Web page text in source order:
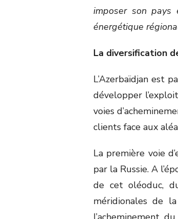
imposer son pays
énergétique
La diversification
L’Azerbaïdjan est
développer
voies
clients face aux
La première voie
par la Russie. A
de cet oléoduc,
méridionales de